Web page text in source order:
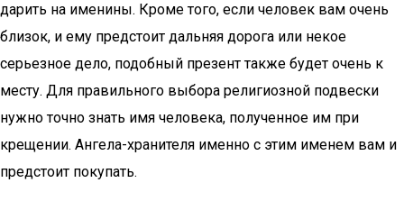
дарить на именины. Кроме того, если человек вам очень
близок, и ему предстоит дальняя дорога или некое
серьезное дело, подобный презент также будет очень к
месту. Для правильного выбора религиозной подвески
нужно точно знать имя человека, полученное им при
крещении. Ангела-хранителя именно с этим именем вам и
предстоит покупать.